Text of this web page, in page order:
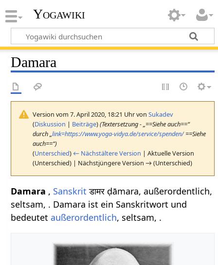
Yogawiki
Damara
Version vom 7. April 2020, 18:21 Uhr vonSukadev
(Diskussion | Beiträge)(Textersetzung - „==Siehe auch==“
durch „link=https://www.yoga-vidya.de/service/spenden/==Siehe
auch==“)
(Unterschied) ← Nächstältere Version | Aktuelle Version
(Unterschied) | Nächstjüngere Version → (Unterschied)
Damara , Sanskrit डामर ḍāmara, außerordentlich,
seltsam, . Damara ist ein Sanskritwort und
bedeutet außerordentlich, seltsam, .